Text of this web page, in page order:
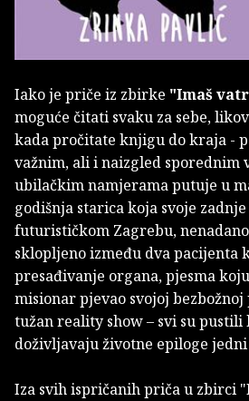
Iako je priče iz zbirke "Imaš
moguće čitati svaku za sebe,
kada pročitate knjigu do kraja -
važnim, ali i naizgled sporednim
ubilačkim namjerama putuje u
godišnja starica koja svoje
futurističkom Zagrebu,
sklopljeno između dva pacijenta
presađivanje organa, pjesma
misionar pjevao svojoj
tužan reality show – svi su
doživljavaju životne epiloge
Iza svih ispričanih priča u zbirci